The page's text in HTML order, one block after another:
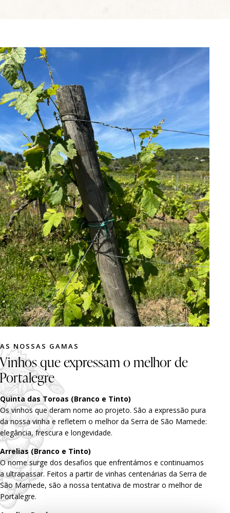
AS NOSSAS GAMAS
Vinhos que expressam o melhor de
Portalegre
Quinta das Toroas (Branco e Tinto)
Os vinhos que deram nome ao projeto. São a expressão pura
da nossa vinha e refletem o melhor da Serra de São Mamede:
elegância, frescura e longevidade.
Arrelias (Branco e Tinto)
O nome surge dos desafios que enfrentámos e continuamos
a ultrapassar. Feitos a partir de vinhas centenárias da Serra de
São Mamede, são a nossa tentativa de mostrar o melhor de
Portalegre.